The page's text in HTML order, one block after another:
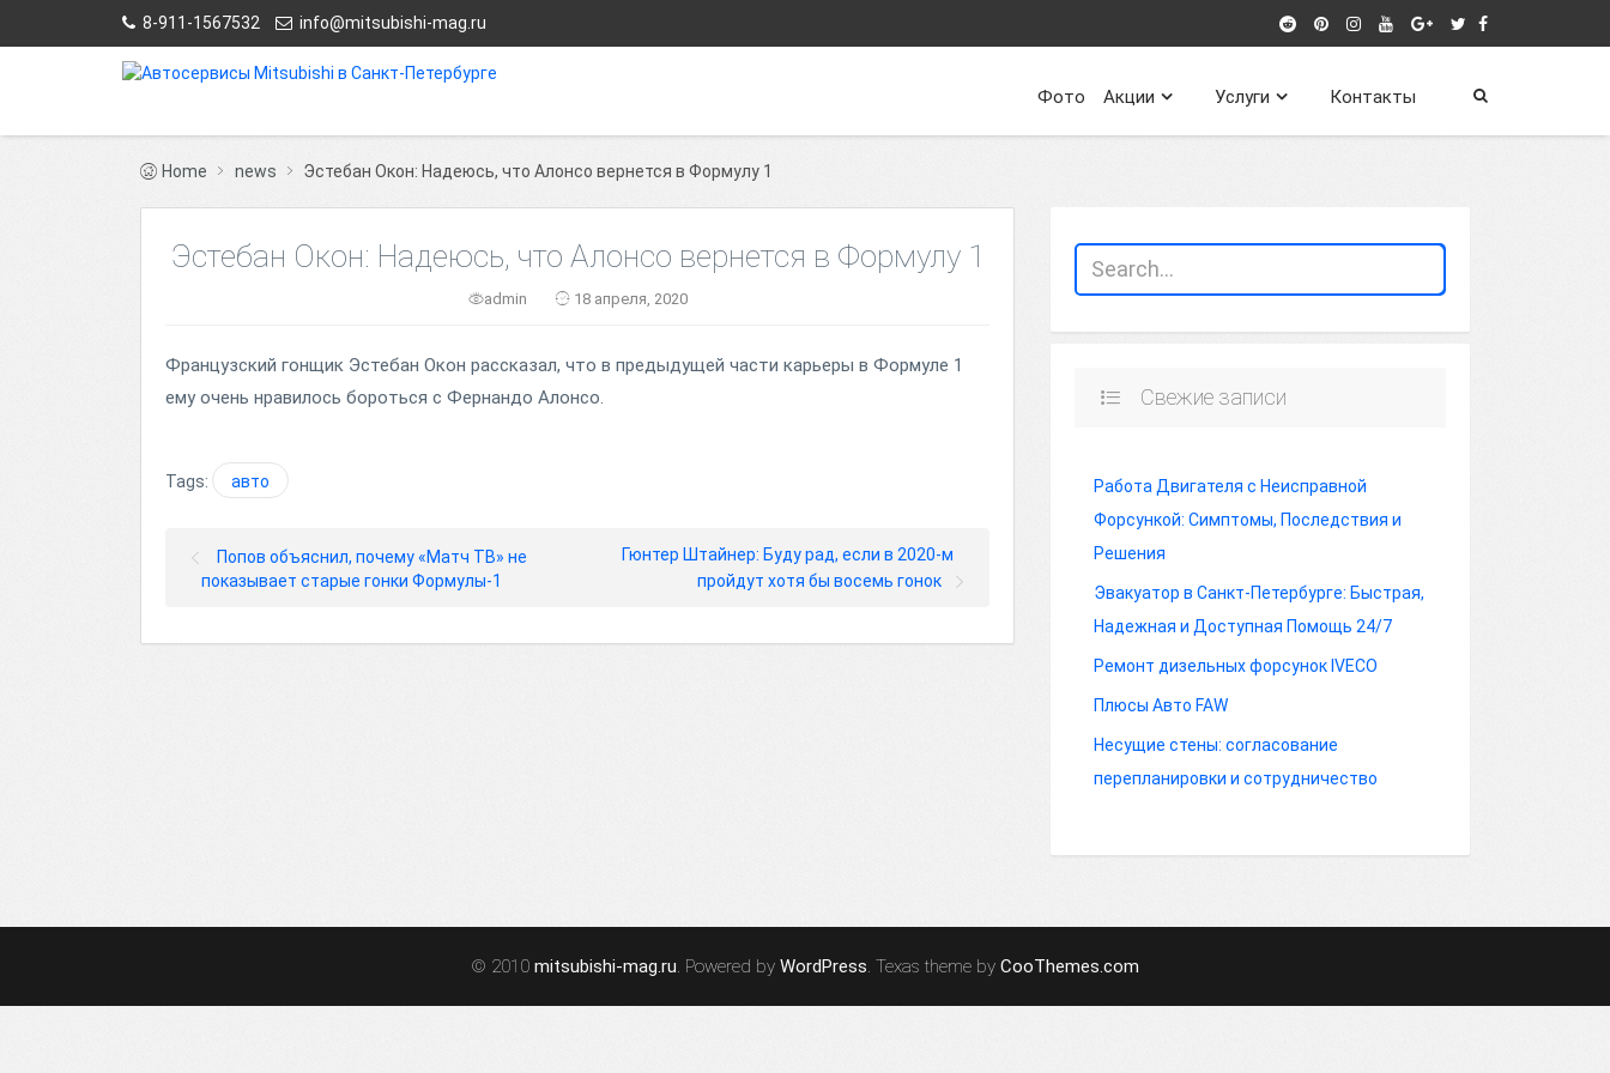
8-911-1567532 info@mitsubishi-mag.ru
Контакты
Услуги
Акции
Фото
Home news Эстебан Окон: Надеюсь, что Алонсо вернется в Формулу 1
Эстебан Окон: Надеюсь, что Алонсо вернется в Формулу 1
admin 18 апреля, 2020
Французский гонщик Эстебан Окон рассказал, что в предыдущей части карьеры в Формуле 1
ему очень нравилось бороться с Фернандо Алонсо.
Tags: авто
Попов объяснил, почему «Матч ТВ» не
показывает старые гонки Формулы-1
Гюнтер Штайнер: Буду рад, если в 2020-м
пройдут хотя бы восемь гонок
Свежие записи
Работа Двигателя с Неисправной
Форсункой: Симптомы, Последствия и
Решения
Эвакуатор в Санкт-Петербурге: Быстрая,
Надежная и Доступная Помощь 24/7
Ремонт дизельных форсунок IVECO
Плюсы Авто FAW
Несущие стены: согласование
перепланировки и сотрудничество
© 2010 mitsubishi-mag.ru. Powered by WordPress. Texas theme by CooThemes.com